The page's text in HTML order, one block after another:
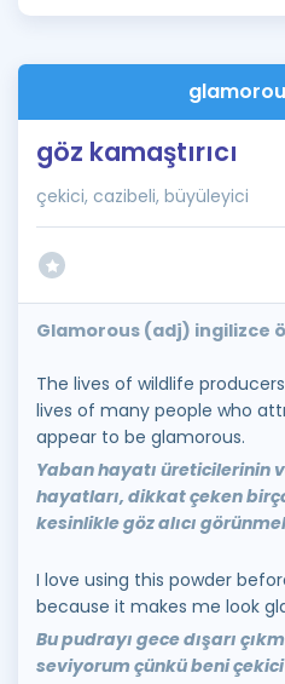
İngilizce Gramer
göz kamaştırıcı
çekici, cazibeli, büyüleyici
Glamorous (adj) ingilizce
The lives of wildlife
lives of many people who
appear to be glamorous.
Yaban hayatı üreticilerinin
hayatları, dikkat çeken
kesinlikle göz alıcı
I love using this powder
because it makes me look
Bu pudrayı gece dışarı
seviyorum çünkü beni